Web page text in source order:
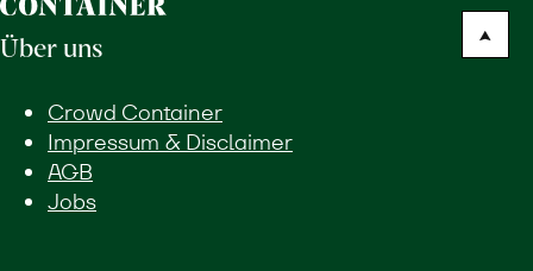
Über uns
Crowd Container
Impressum & Disclaimer
AGB
Jobs